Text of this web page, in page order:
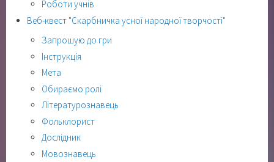
Роботи учнів
Веб-квест "Скарбничка усної народної творчості"
Запрошую до гри
Інструкція
Мета
Обираємо ролі
Літературознавець
Фольклорист
Дослідник
Мовознавець